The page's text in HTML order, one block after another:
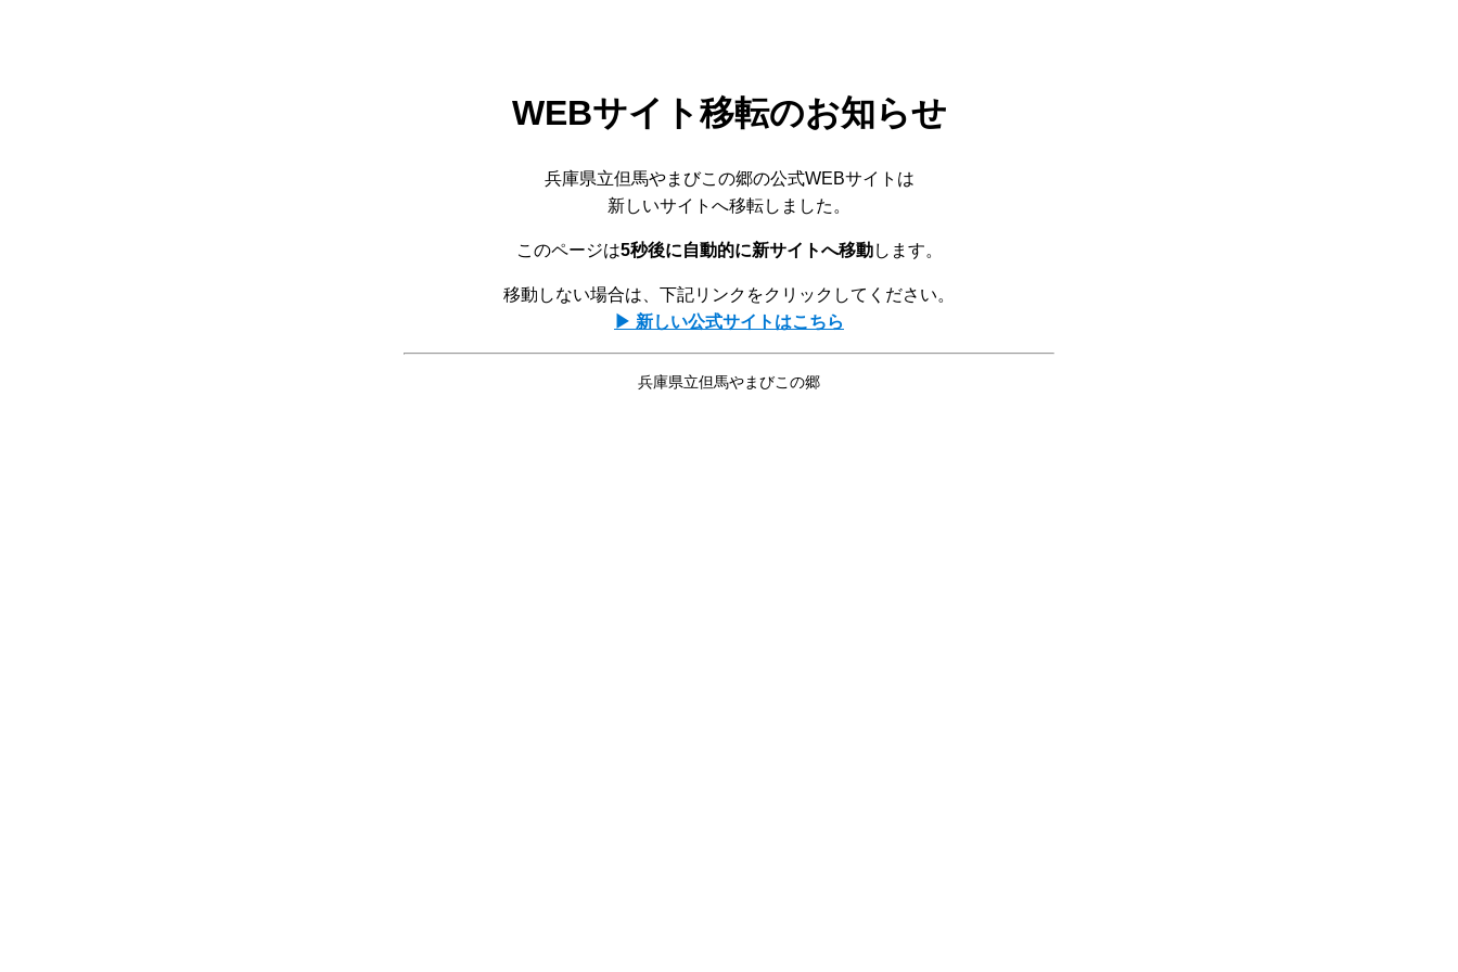
WEBサイト移転のお知らせ
兵庫県立但馬やまびこの郷の公式WEBサイトは
新しいサイトへ移転しました。
このページは5秒後に自動的に新サイトへ移動します。
移動しない場合は、下記リンクをクリックしてください。
▶ 新しい公式サイトはこちら
兵庫県立但馬やまびこの郷